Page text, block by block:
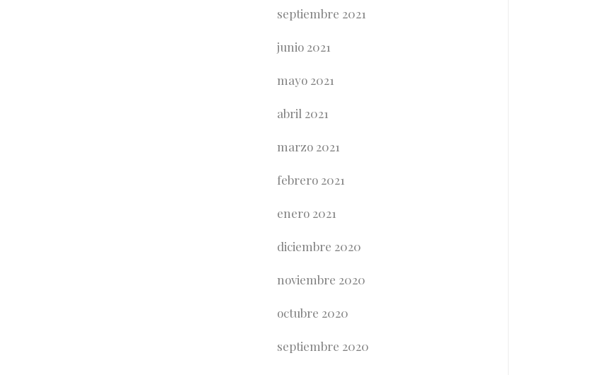
septiembre 2021
junio 2021
mayo 2021
abril 2021
marzo 2021
febrero 2021
enero 2021
diciembre 2020
noviembre 2020
octubre 2020
septiembre 2020